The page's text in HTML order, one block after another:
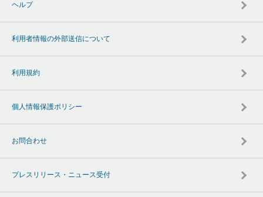
ヘルプ
利用者情報の外部送信について
利用規約
個人情報保護ポリシー
お問合わせ
プレスリリース・ニュース受付